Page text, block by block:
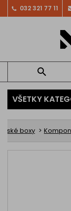
032 321 77 11

VŠETKY
boxy